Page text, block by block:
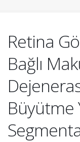
Retina
Bağlı
Büyütme